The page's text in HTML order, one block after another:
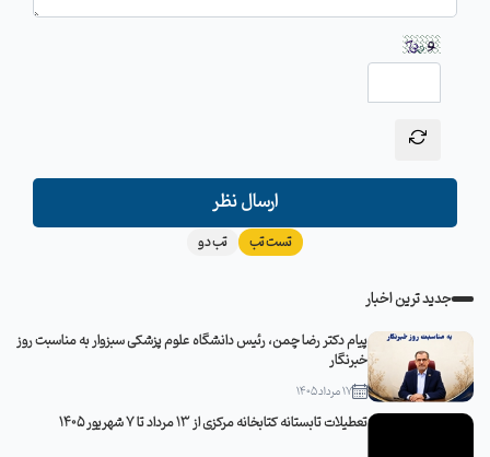
ارسال نظر
تست تب تب دو
جدید ترین اخبار
پیام دکتر رضا چمن، رئیس دانشگاه علوم پزشکی سبزوار به مناسبت روز
خبرنگار
17 مرداد 1405
تعطیلات تابستانه کتابخانه مرکزی از 13 مرداد تا 7 شهریور 1405